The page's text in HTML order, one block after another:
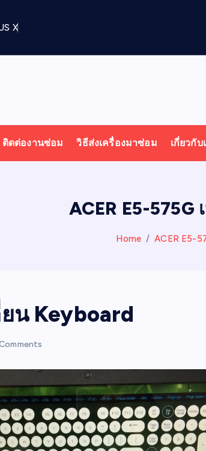
S X5
ติดต่องานซ่อม วิธีส่งเครื่องมาซ่อม เกี่ยวกับ
ACER E5-575G
Home ACER E5-
ยน Keyboard